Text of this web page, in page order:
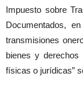
Impuesto sobre
Documentados,
transmisiones
bienes y
físicas o jurídicas”